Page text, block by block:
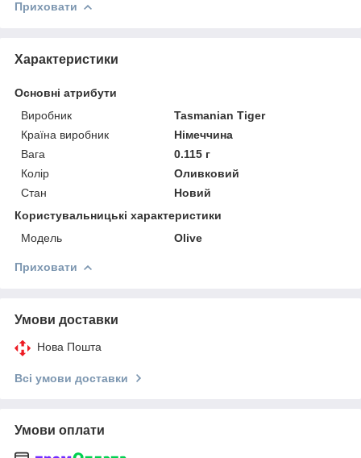
Приховати
Характеристики
Основні атрибути
Виробник
Tasmanian Tiger
Країна виробник
Німеччина
Вага
0.115 г
Колір
Оливковий
Стан
Новий
Користувальницькі характеристики
Модель
Olive
Приховати
Умови доставки
Нова Пошта
Всі умови доставки
Умови оплати